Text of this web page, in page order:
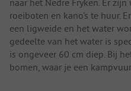
roeiboten en kano's te huur.
een ligweide en het water
gedeelte van het water is
is ongeveer 60 cm diep. Bij
bomen, waar je een